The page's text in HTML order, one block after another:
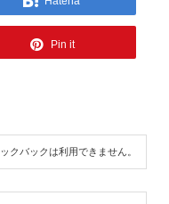
Pin it
ックバックは利用できません。